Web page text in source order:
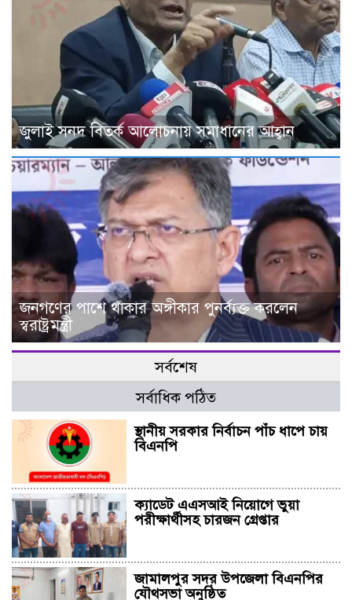
জুলাই সনদ বিতর্ক আলোচনায় সমাধানের আহ্বান
জনগণের পাশে থাকার অঙ্গীকার পুনর্ব্যক্ত করলেন
স্বরাষ্ট্রমন্ত্রী
সর্বশেষ
সর্বাধিক পঠিত
স্থানীয় সরকার নির্বাচন পাঁচ ধাপে চায়
বিএনপি
ক্যাডেট এএসআই নিয়োগে ভুয়া
পরীক্ষার্থীসহ চারজন গ্রেপ্তার
জামালপুর সদর উপজেলা বিএনপির
যৌথসভা অনুষ্ঠিত